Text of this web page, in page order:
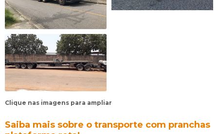
Clique nas imagens para ampliar
Saiba mais sobre o transporte com pranchas